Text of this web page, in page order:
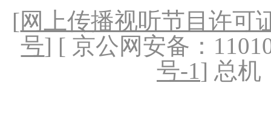
[网上传播视听节目许可
号] [ 京公网安备：
号-1] 总机